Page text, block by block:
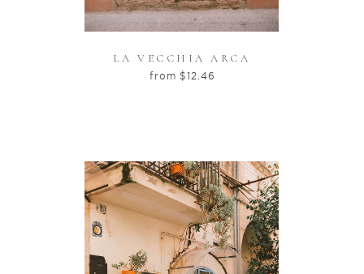
LA VECCHIA ARCA
from $12.46